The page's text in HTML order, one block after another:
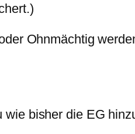
Ohnmächtig
bisher die EG